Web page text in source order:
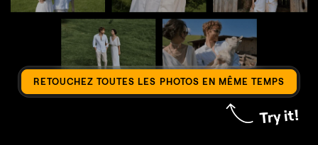
RETOUCHEZ TOUTES LES PHOTOS EN MÊME TEMPS